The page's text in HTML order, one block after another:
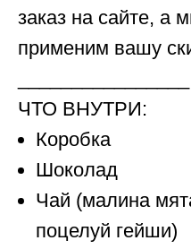
заказ на сайте, а
применим вашу
ЧТО ВНУТРИ:
Коробка
Шоколад
Чай (малина
поцелуй гейши)